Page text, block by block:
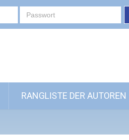
RANGLISTE DER AUTOREN